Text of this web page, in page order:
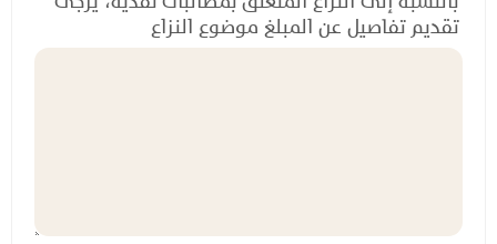
ا
ل
تقديم تفاصيل عن المبلغ موضوع النزاع